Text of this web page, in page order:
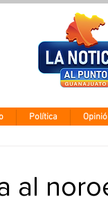
Política
al